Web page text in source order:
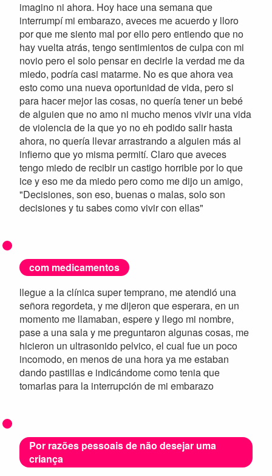
imagino ni ahora. Hoy hace una semana que
interrumpí mi embarazo, aveces me acuerdo y lloro
por que me siento mal por ello pero entiendo que no
hay vuelta atrás, tengo sentimientos de culpa con mi
novio pero el solo pensar en decirle la verdad me da
miedo, podría casi matarme. No es que ahora vea
esto como una nueva oportunidad de vida, pero si
para hacer mejor las cosas, no quería tener un bebé
de alguien que no amo ni mucho menos vivir una vida
de violencia de la que yo no eh podido salir hasta
ahora, no quería llevar arrastrando a alguien más al
infierno que yo misma permití. Claro que aveces
tengo miedo de recibir un castigo horrible por lo que
ice y eso me da miedo pero como me dijo un amigo,
"Decisiones, son eso, buenas o malas, solo son
decisiones y tu sabes como vivir con ellas"
com medicamentos
llegue a la clínica super temprano, me atendió una
señora regordeta, y me dijeron que esperara, en un
momento me llamaban, espere y llego mi nombre,
pase a una sala y me preguntaron algunas cosas, me
hicieron un ultrasonido pelvico, el cual fue un poco
incomodo, en menos de una hora ya me estaban
dando pastillas e indicándome como tenia que
tomarlas para la interrupción de mi embarazo
Por razões pessoais de não desejar uma
criança